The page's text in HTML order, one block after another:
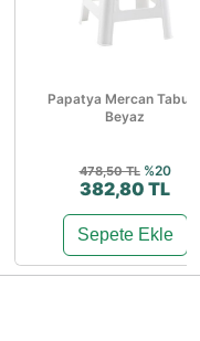
Papatya Mercan
Beyaz
478,50 TL %20
382,80 TL
Sepete Ekle